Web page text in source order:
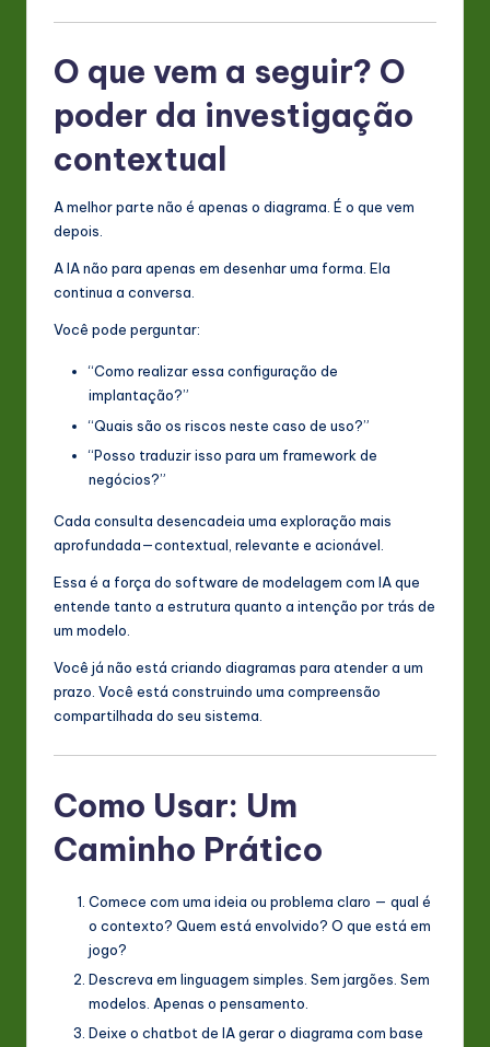
O que vem a seguir? O
poder da investigação
contextual
A melhor parte não é apenas o diagrama. É o que vem
depois.
A IA não para apenas em desenhar uma forma. Ela
continua a conversa.
Você pode perguntar:
“Como realizar essa configuração de
implantação?”
“Quais são os riscos neste caso de uso?”
“Posso traduzir isso para um framework de
negócios?”
Cada consulta desencadeia uma exploração mais
aprofundada—contextual, relevante e acionável.
Essa é a força do software de modelagem com IA que
entende tanto a estrutura quanto a intenção por trás de
um modelo.
Você já não está criando diagramas para atender a um
prazo. Você está construindo uma compreensão
compartilhada do seu sistema.
Como Usar: Um
Caminho Prático
Comece com uma ideia ou problema claro — qual é
o contexto? Quem está envolvido? O que está em
jogo?
Descreva em linguagem simples. Sem jargões. Sem
modelos. Apenas o pensamento.
Deixe o chatbot de IA gerar o diagrama com base